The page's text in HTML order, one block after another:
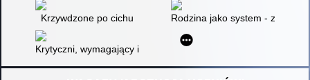
Krzywdzone po cichu Rodzina jako system -
Krytyczni, wymagający i dysfunkcyjni rodzice : jak wyznaczać